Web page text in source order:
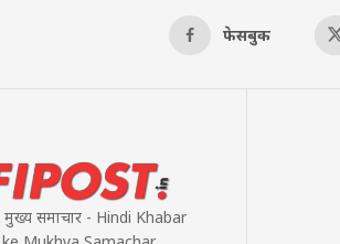
फेसबुक
समाचार - Hindi Khabar